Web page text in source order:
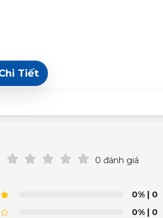
Tiết
0 đánh giá
0%| 0
0%| 0